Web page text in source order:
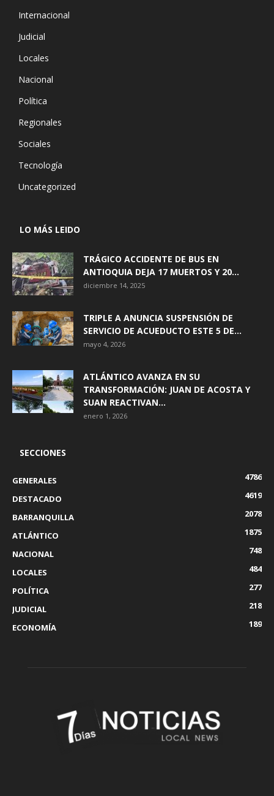
Internacional
Judicial
Locales
Nacional
Política
Regionales
Sociales
Tecnología
Uncategorized
LO MÁS LEIDO
TRÁGICO ACCIDENTE DE BUS EN
ANTIOQUIA DEJA 17 MUERTOS Y 20...
diciembre 14, 2025
TRIPLE A ANUNCIA SUSPENSIÓN DE
SERVICIO DE ACUEDUCTO ESTE 5 DE...
mayo 4, 2026
ATLÁNTICO AVANZA EN SU
TRANSFORMACIÓN: JUAN DE ACOSTA Y
SUAN REACTIVAN...
enero 1, 2026
SECCIONES
GENERALES
4786
DESTACADO
4619
BARRANQUILLA
2078
ATLÁNTICO
1875
NACIONAL
748
LOCALES
484
POLÍTICA
277
JUDICIAL
218
ECONOMÍA
189